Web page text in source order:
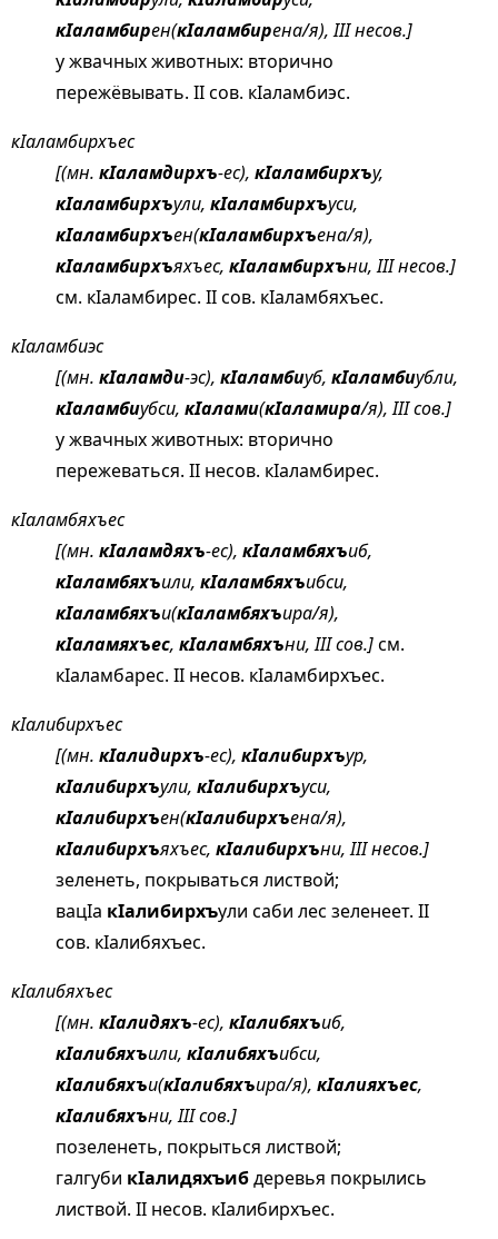
кIаламбирен(кIаламбирена/я), III несов.]
у жвачных животных: вторично
пережёвывать. II сов. кIаламбиэс.
кIаламбирхъес
[(мн. кIаламдирхъ-ес), кIаламбирхъу,
кIаламбирхъули, кIаламбирхъуси,
кIаламбирхъен(кIаламбирхъена/я),
кIаламбирхъяхъес, кIаламбирхъни, III несов.]
см. кIаламбирес. II сов. кIаламбяхъес.
кIаламбиэс
[(мн. кIаламди-эс), кIаламбиуб, кIаламбиубли,
кIаламбиубси, кIалами(кIаламира/я), III сов.]
у жвачных животных: вторично
пережеваться. II несов. кIаламбирес.
кIаламбяхъес
[(мн. кIаламдяхъ-ес), кIаламбяхъиб,
кIаламбяхъили, кIаламбяхъибси,
кIаламбяхъи(кIаламбяхъира/я),
кIаламяхъес, кIаламбяхъни, III сов.]см.
кIаламбарес. II несов. кIаламбирхъес.
кIалибирхъес
[(мн. кIалидирхъ-ес), кIалибирхъур,
кIалибирхъули, кIалибирхъуси,
кIалибирхъен(кIалибирхъена/я),
кIалибирхъяхъес, кIалибирхъни, III несов.]
зеленеть, покрываться листвой;
вацIа кIалибирхъули саби лес зеленеет. II
сов. кIалибяхъес.
кIалибяхъес
[(мн. кIалидяхъ-ес), кIалибяхъиб,
кIалибяхъили, кIалибяхъибси,
кIалибяхъи(кIалибяхъира/я), кIалияхъес,
кIалибяхъни, III сов.]
позеленеть, покрыться листвой;
галгуби кIалидяхъибдеревья покрылись
листвой. II несов. кIалибирхъес.